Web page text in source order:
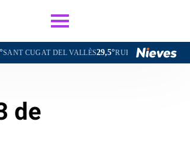
DEL VALLÈS29,5°RUBÍ29,5°OLESA DE
de